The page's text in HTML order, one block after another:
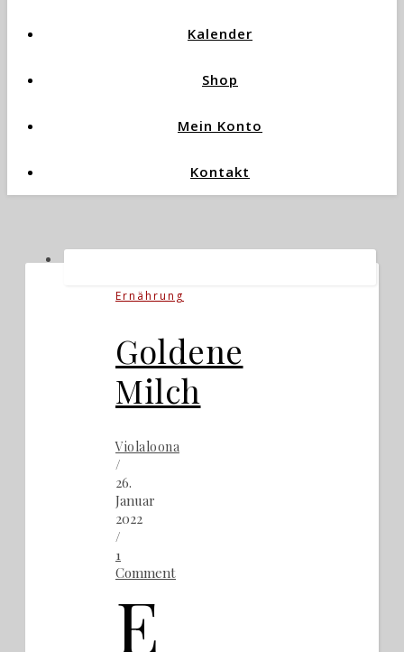
Kalender
Shop
Mein Konto
Kontakt
Ernährung
Goldene
Milch
Violaloona
/
26.
Januar
2022
/
1
Comment
E